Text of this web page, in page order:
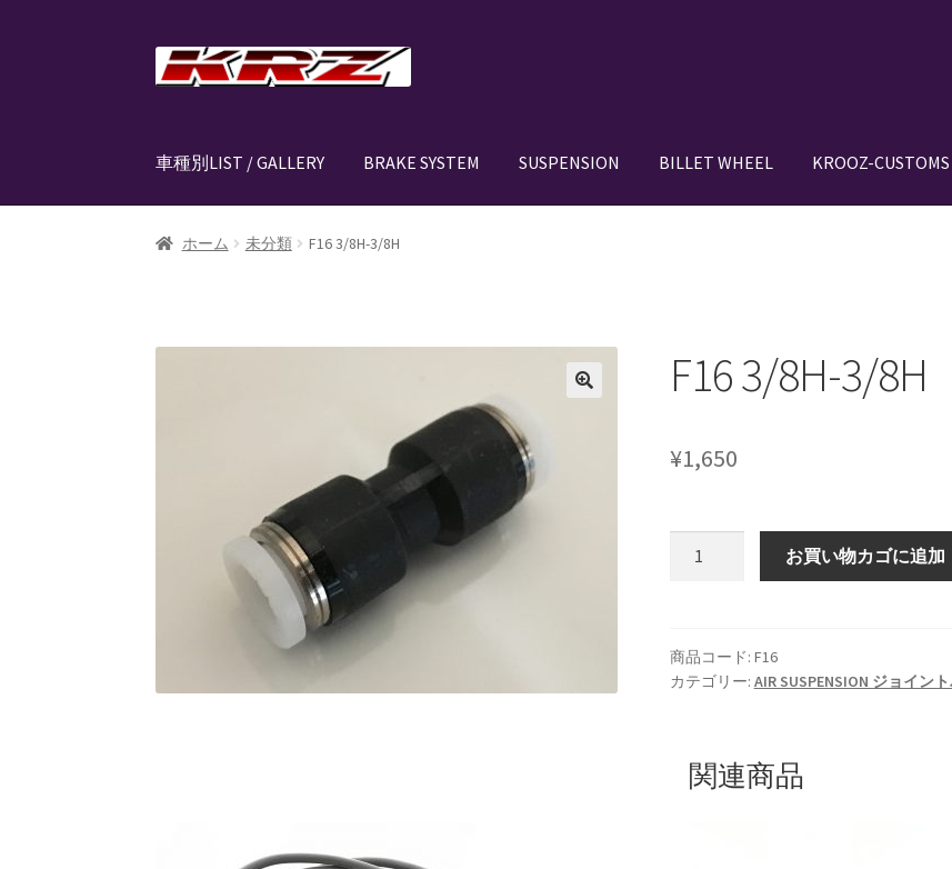
ナ
ビ
シ
へ
コ
ン
ツ
キ
車種別LIST / GALLERY BRAKE SYSTEM SUSPENSION BILLET WHEEL KROOZ-CUSTOMS
ホーム AIR SUSPENSION KITAIR SUSPENSION SETUP GALLERY
CANOVER PROMATIC “MADE IN JAPAN”CANOVER RIDE-STRUT AIR SUSPENSION
CLASSIC FORGED one-off billet wheel for LOWROD
EZ-AIR パワーユニット SYSTEM GROUNDDESIGNS HOLIX FORGED USA by classicforged
KRZ-international.co.ltd KRZ-power billet brake KRZX FORGED WHEELS
KRZX 2PC FORGED WHEEL SIZE/PRICE LIST
KRZX FORGED CALIPER SYSTEM 適合一覧 PASSENGER CAR KRZX FORGED CALIPER SYSTEM 適合一覧
SPORZA FORGED WHEELSUSPENSION
マイ
ホーム 未分類 F16 3/8H-3/8H
F16 3/8H-3/8H
¥1,650
お買い物カゴに追加
商品コード: F16
カテゴリー: AIR SUSPENSION ジョイン
関連商品